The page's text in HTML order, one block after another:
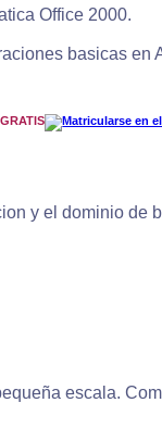
Office 2000.
basicas en
y el dominio de
escala.